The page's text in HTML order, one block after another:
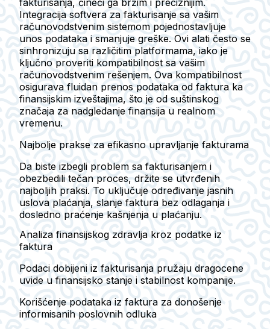
Integracija softvera za fakturisanje sa vašim
računovodstvenim sistemom pojednostavljuje
unos podataka i smanjuje greške. Ovi alati često se
sinhronizuju sa različitim platformama, iako je
ključno proveriti kompatibilnost sa vašim
računovodstvenim rešenjem. Ova kompatibilnost
osigurava fluidan prenos podataka od faktura ka
finansijskim izveštajima, što je od suštinskog
značaja za nadgledanje finansija u realnom
vremenu.
Najbolje prakse za efikasno upravljanje fakturama
Da biste izbegli problem sa fakturisanjem i
obezbedili tečan proces, držite se utvrđenih
najboljih praksi. To uključuje određivanje jasnih
uslova plaćanja, slanje faktura bez odlaganja i
dosledno praćenje kašnjenja u plaćanju.
Analiza finansijskog zdravlja kroz podatke iz
faktura
Podaci dobijeni iz fakturisanja pružaju dragocene
uvide u finansijsko stanje i stabilnost kompanije.
Korišćenje podataka iz faktura za donošenje
informisanih poslovnih odluka